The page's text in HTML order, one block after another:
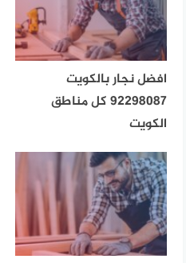
افضل نجار بالكويت
92298087 كل مناطق
الكويت